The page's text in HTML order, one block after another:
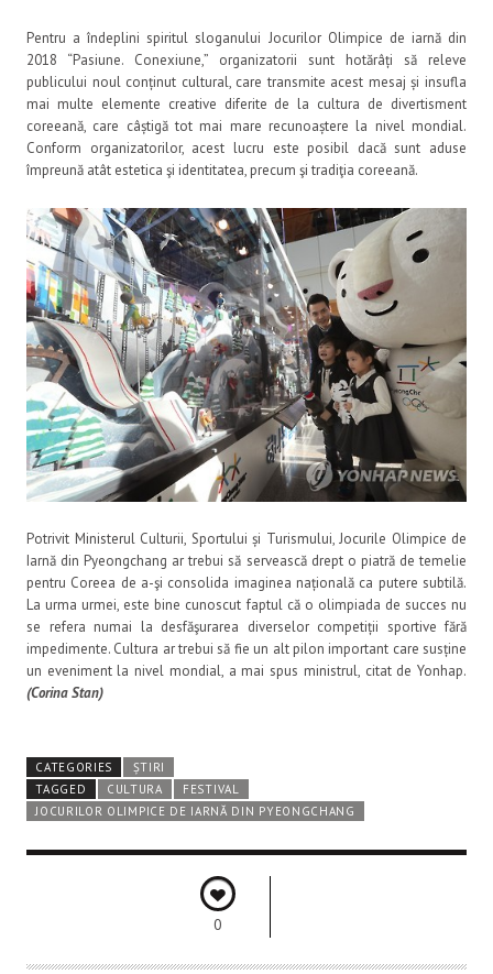
Pentru a îndeplini spiritul sloganului Jocurilor Olimpice de iarnă din
2018 “Pasiune. Conexiune,” organizatorii sunt hotărâți să releve
publicului noul conținut cultural, care transmite acest mesaj și insufla
mai multe elemente creative diferite de la cultura de divertisment
coreeană, care câștigă tot mai mare recunoaștere la nivel mondial.
Conform organizatorilor, acest lucru este posibil dacă sunt aduse
împreună atât estetica şi identitatea, precum şi tradiţia coreeană.
Potrivit Ministerul Culturii, Sportului și Turismului, Jocurile Olimpice de
Iarnă din Pyeongchang ar trebui să servească drept o piatră de temelie
pentru Coreea de a-şi consolida imaginea națională ca putere subtilă.
La urma urmei, este bine cunoscut faptul că o olimpiada de succes nu
se refera numai la desfăşurarea diverselor competiții sportive fără
impedimente. Cultura ar trebui să fie un alt pilon important care susține
un eveniment la nivel mondial, a mai spus ministrul, citat de Yonhap.
(Corina Stan)
CATEGORIES
ȘTIRI
TAGGED
CULTURA
FESTIVAL
JOCURILOR OLIMPICE DE IARNĂ DIN PYEONGCHANG
0